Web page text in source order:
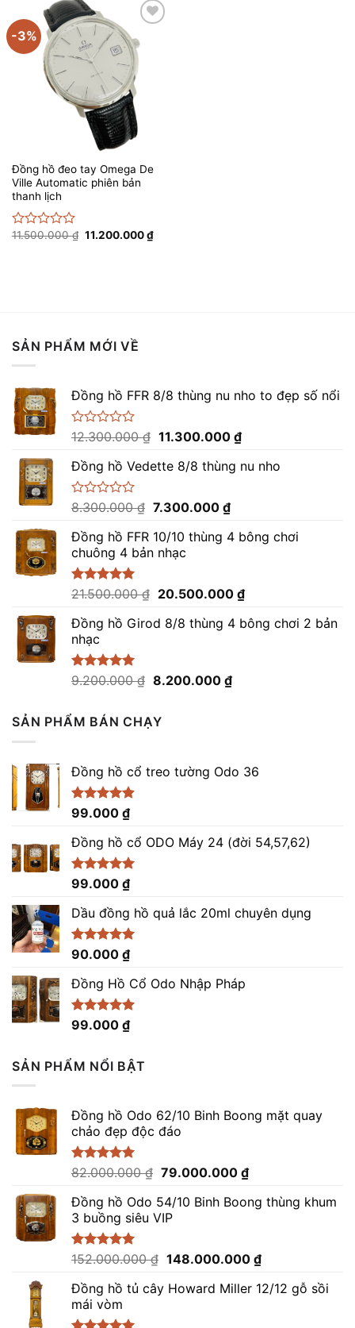
-3%
Đồng hồ đeo tay Omega De
Ville Automatic phiên bản
thanh lịch
Được
11.500.000₫ Giá
11.200.000₫Giá
hiện
SẢN PHẨM MỚI VỀ
Đồng hồ FFR 8/8 thùng nu nho to đẹp số nổi
Được
hạng
0
5
12.300.000₫ Giá
là:
11.300.000 ₫Giá
tại
Đồng hồ Vedette 8/8 thùng nu nho
Được
hạng
0
5
sao
8.300.000₫ Giá
là:
8.300.000 ₫.
7.300.000 ₫Giá
tại
Đồng hồ FFR 10/10 thùng 4 bông chơi
chuông 4 bản nhạc
Được xếp
5 sao
21.500.000₫ Giá
là:
20.500.000 ₫Giá
tại
Đồng hồ Girod 8/8 thùng 4 bông chơi 2 bản
nhạc
Được xếp
9.200.000₫ Giá
là:
9.200.000 ₫.
8.200.000 ₫Giá
SẢN PHẨM BÁN CHẠY
Đồng hồ cổ treo tường Odo 36
Được xếp
4.86
5 sao
99.000 ₫
Đồng hồ cổ ODO Máy 24 (đời 54,57,62)
Được xếp
5.00
5 sao
99.000 ₫
Dầu đồng hồ quả lắc 20ml chuyên dụng
Được xếp
5.00
5 sao
90.000 ₫
Đồng Hồ Cổ Odo Nhập Pháp
Được xếp
4.96
99.000 ₫
SẢN PHẨM NỔI BẬT
Đồng hồ Odo 62/10 Binh Boong mặt quay
chảo đẹp độc đáo
Được xếp
5 sao
82.000.000₫ Giá
là:
82.000.000 ₫.
79.000.000 ₫Giá
tại
Đồng hồ Odo 54/10 Binh Boong thùng khum
3 buồng siêu VIP
Được xếp
5 sao
152.000.000₫ Giá
là:
148.000.000 ₫Giá
tại
Đồng hồ tủ cây Howard Miller 12/12 gỗ sồi
mái vòm